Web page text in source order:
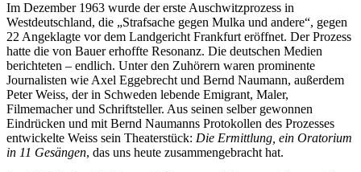
Im Dezember 1963 wurde der erste Auschwitzprozess in
Westdeutschland, die „Strafsache gegen Mulka und andere“, gegen
22 Angeklagte vor dem Landgericht Frankfurt eröffnet. Der Prozess
hatte die von Bauer erhoffte Resonanz. Die deutschen Medien
berichteten – endlich. Unter den Zuhörern waren prominente
Journalisten wie Axel Eggebrecht und Bernd Naumann, außerdem
Peter Weiss, der in Schweden lebende Emigrant, Maler,
Filmemacher und Schriftsteller. Aus seinen selber gewonnen
Eindrücken und mit Bernd Naumanns Protokollen des Prozesses
entwickelte Weiss sein Theaterstück: Die Ermittlung, ein Oratorium
in 11 Gesängen, das uns heute zusammengebracht hat.